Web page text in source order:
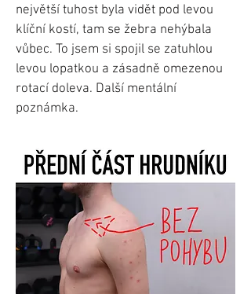
největší tuhost byla vidět pod levou
klíční kostí, tam se žebra nehýbala
vůbec. To jsem si spojil se zatuhlou
levou lopatkou a zásadně omezenou
rotací doleva. Další mentální
poznámka.